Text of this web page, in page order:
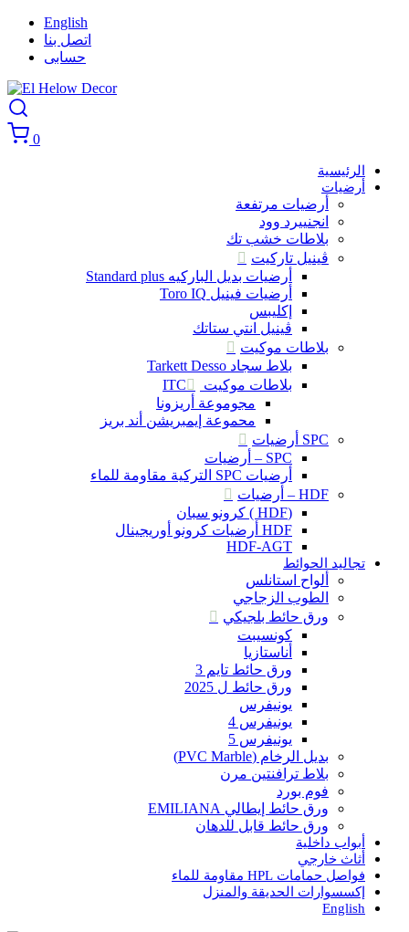
English
اتصل بنا
حسابى
0
الرئيسية
أرضيات
أرضيات مرتفعة
انجنييرد وود
بلاطات خشب تك
ڤينيل تاركيت
أرضيات بديل الباركيه Standard plus
أرضيات فينيل Toro IQ
إكليبس
ڤينيل انتي ستاتك
بلاطات موكيت
بلاط سجاد Tarkett Desso
بلاطات موكيت ITC
مجوموعة أريزونا
محموعة إيمبريشن أند بريز
SPC أرضيات
SPC – أرضيات
أرضيات SPC التركية مقاومة للماء
HDF – أرضيات
(HDF ) كرونو سبان
HDF أرضيات كرونو أوريجينال
HDF-AGT
تجاليد الحوائط
ألواح استانلس
الطوب الزجاجي
ورق حائط بلجيكي
كونسيبت
أناستازيا
ورق حائط تايم 3
ورق حائط ل 2025
يونيفرس
يونيفرس 4
يونيفرس 5
بديل الرخام (PVC Marble)
بلاط ترافنتين مرن
فوم بورد
ورق حائط إيطالي EMILIANA
ورق حائط قابل للدهان
أبواب داخلية
أثاث خارجي
فواصل حمامات HPL مقاومة للماء
إكسسوارات الحديقة والمنزل
English